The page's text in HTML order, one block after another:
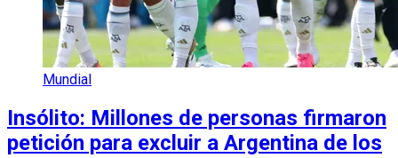
Mundial
Insólito: Millones de personas firmaron
petición para excluir a Argentina de los